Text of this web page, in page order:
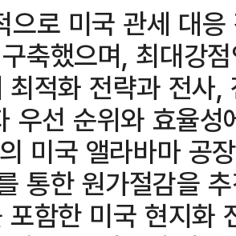
으로 미국 관세 대
축했으며, 최대강
최적화 전략과 전사
우선 순위와 효율
미국 앨라바마 공
통한 원가절감을
포함한 미국 현지화